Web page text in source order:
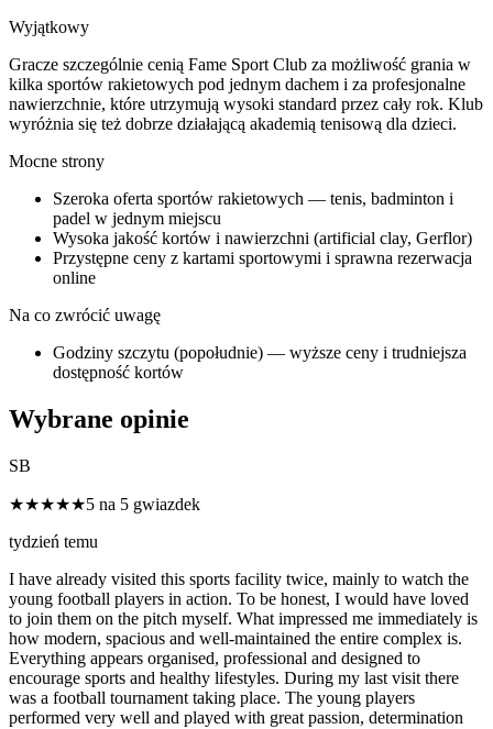
Wyjątkowy
Gracze szczególnie cenią Fame Sport Club za możliwość grania w
kilka sportów rakietowych pod jednym dachem i za profesjonalne
nawierzchnie, które utrzymują wysoki standard przez cały rok. Klub
wyróżnia się też dobrze działającą akademią tenisową dla dzieci.
Mocne strony
Szeroka oferta sportów rakietowych — tenis, badminton i
padel w jednym miejscu
Wysoka jakość kortów i nawierzchni (artificial clay, Gerflor)
Przystępne ceny z kartami sportowymi i sprawna rezerwacja
online
Na co zwrócić uwagę
Godziny szczytu (popołudnie) — wyższe ceny i trudniejsza
dostępność kortów
Wybrane opinie
SB
★★★★★5 na 5 gwiazdek
tydzień temu
I have already visited this sports facility twice, mainly to watch the
young football players in action. To be honest, I would have loved
to join them on the pitch myself. What impressed me immediately is
how modern, spacious and well-maintained the entire complex is.
Everything appears organised, professional and designed to
encourage sports and healthy lifestyles. During my last visit there
was a football tournament taking place. The young players
performed very well and played with great passion, determination